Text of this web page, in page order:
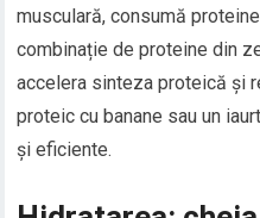
musculară, consumă
combinație de proteine din
accelera sinteza proteică și
proteic cu banane sau un
și eficiente.